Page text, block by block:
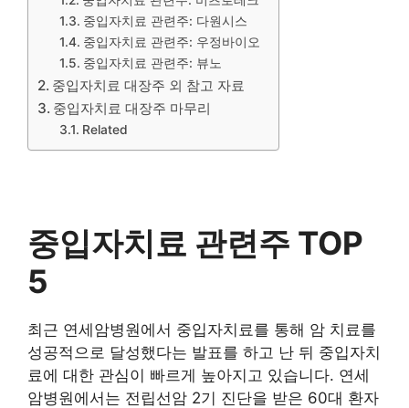
중입자치료 관련주: 다원시스
중입자치료 관련주: 우정바이오
중입자치료 관련주: 뷰노
중입자치료 대장주 외 참고 자료
중입자치료 대장주 마무리
Related
중입자치료 관련주 TOP
5
최근 연세암병원에서 중입자치료를 통해 암 치료를
성공적으로 달성했다는 발표를 하고 난 뒤 중입자치
료에 대한 관심이 빠르게 높아지고 있습니다. 연세
암병원에서는 전립선암 2기 진단을 받은 60대 환자